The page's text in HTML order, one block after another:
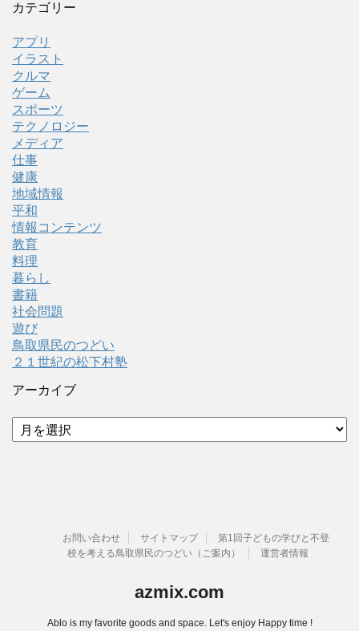
カテゴリー
アプリ
イラスト
クルマ
ゲーム
スポーツ
テクノロジー
メディア
仕事
健康
地域情報
平和
情報コンテンツ
教育
料理
暮らし
書籍
社会問題
遊び
鳥取県民のつどい
２１世紀の松下村塾
アーカイブ
ア
ー
お問い合わせ サイトマップ
第1回子どもの学びと不登
校を考える鳥取県民のつどい（ご案内）
運営者情報
azmix.com
Ablo is my favorite goods and space. Let's enjoy Happy time !